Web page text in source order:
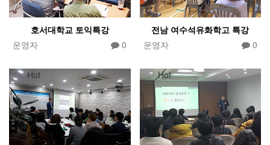
호서대학교 토익특강
운영자
0
전남 여수석유화학고 특강
운영자
0
Hot Hot